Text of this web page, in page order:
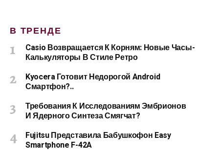
В ТРЕНДЕ
Casio Возвращается К Корням: Новые Часы-
Калькуляторы В Стиле Ретро
Kyocera Готовит Недорогой Android
Смартфон?..
Требования К Исследованиям Эмбрионов
И Ядерного Синтеза Смягчат?
Fujitsu Представила Бабушкофон Easy
Smartphone F-42A